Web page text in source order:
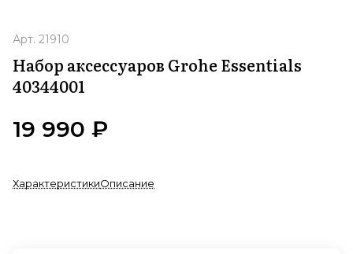
Арт. 21910
Набор аксессуаров Grohe Essentials
40344001
19 990 ₽
ХарактеристикиОписание